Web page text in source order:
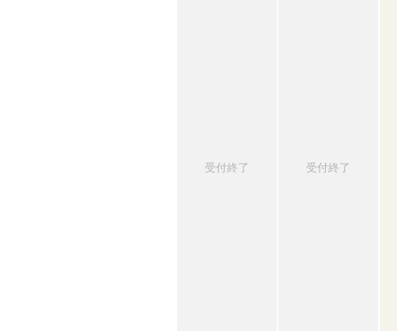
受付終了 受付終了